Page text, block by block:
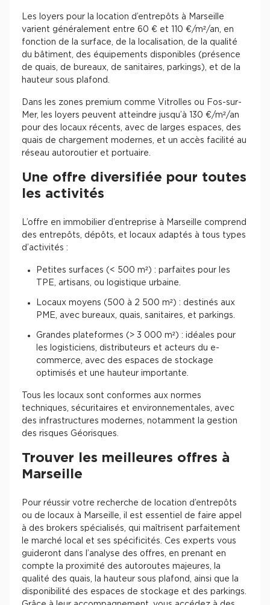
Les loyers pour la location d’entrepôts à Marseille
varient généralement entre 60 € et 110 €/m²/an, en
fonction de la surface, de la localisation, de la qualité
du bâtiment, des équipements disponibles (présence
de quais, de bureaux, de sanitaires, parkings), et de la
hauteur sous plafond.
Dans les zones premium comme Vitrolles ou Fos-sur-
Mer, les loyers peuvent atteindre jusqu’à 130 €/m²/an
pour des locaux récents, avec de larges espaces, des
quais de chargement modernes, et un accès facilité au
réseau autoroutier et portuaire.
Une offre diversifiée pour toutes
les activités
L’offre en immobilier d’entreprise à Marseille comprend
des entrepôts, dépôts, et locaux adaptés à tous types
d’activités :
Petites surfaces (< 500 m²) : parfaites pour les
TPE, artisans, ou logistique urbaine.
Locaux moyens (500 à 2 500 m²) : destinés aux
PME, avec bureaux, quais, sanitaires, et parkings.
Grandes plateformes (> 3 000 m²) : idéales pour
les logisticiens, distributeurs et acteurs du e-
commerce, avec des espaces de stockage
optimisés et une hauteur importante.
Tous les locaux sont conformes aux normes
techniques, sécuritaires et environnementales, avec
des infrastructures modernes, notamment la gestion
des risques Géorisques.
Trouver les meilleures offres à
Marseille
Pour réussir votre recherche de location d’entrepôts
ou de locaux à Marseille, il est essentiel de faire appel
à des brokers spécialisés, qui maîtrisent parfaitement
le marché local et ses spécificités. Ces experts vous
guideront dans l’analyse des offres, en prenant en
compte la proximité des autoroutes majeures, la
qualité des quais, la hauteur sous plafond, ainsi que la
disponibilité des espaces de stockage et des parkings.